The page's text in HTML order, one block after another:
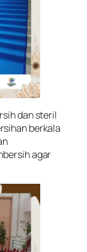
dan steril
berkala
agar